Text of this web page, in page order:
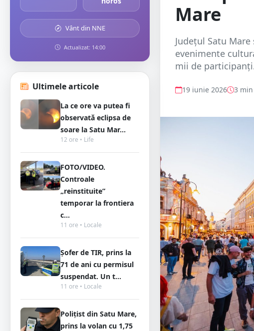
Vânt din NNE
Actualizat: 14:00
Ultimele articole
La ce ore va putea fi
observată eclipsa de
soare la Satu Mar...
12 ore • Life
FOTO/VIDEO.
Controale
„reinstituite”
temporar la frontiera
c...
11 ore • Locale
Șofer de TIR, prins la
71 de ani cu permisul
suspendat. Un t...
11 ore • Locale
Polițist din Satu Mare,
prins la volan cu 1,75
Mare
Județul Satu
evenimente
mii de
19 iunie 2026 3